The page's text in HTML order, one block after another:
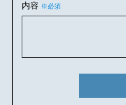
内容 ※必須